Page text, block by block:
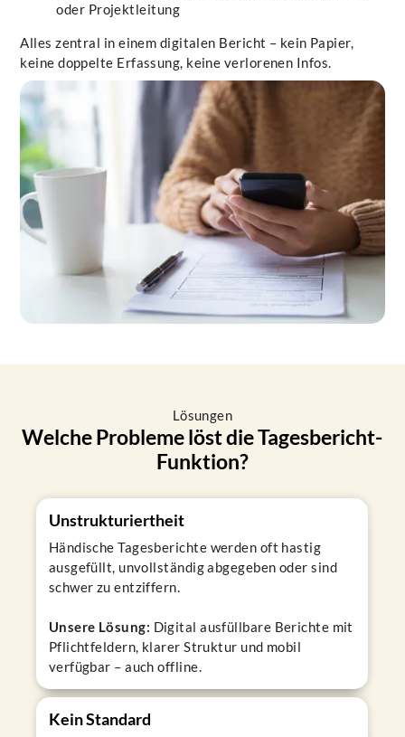
oder Projektleitung
Alles zentral in einem digitalen Bericht – kein Papier,
keine doppelte Erfassung, keine verlorenen Infos.
Lösungen
Welche Probleme löst die Tagesbericht-
Funktion?
Unstrukturiertheit
Händische Tagesberichte werden oft hastig
ausgefüllt, unvollständig abgegeben oder sind
schwer zu entziffern.
Unsere Lösung: Digital ausfüllbare Berichte mit
Pflichtfeldern, klarer Struktur und mobil
verfügbar – auch offline.
Kein Standard